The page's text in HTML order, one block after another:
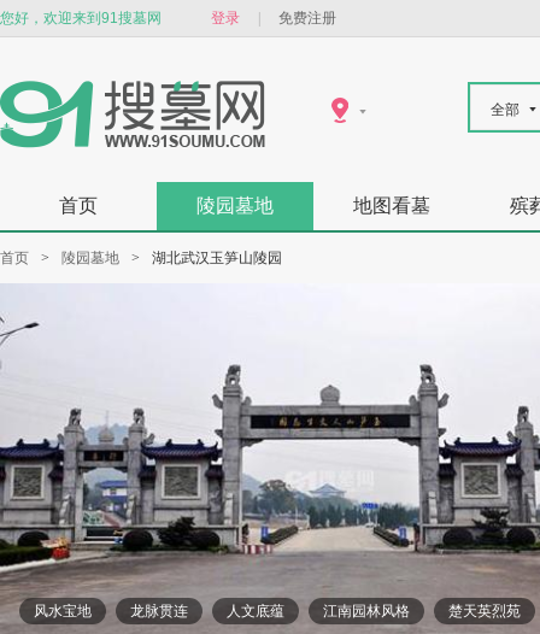
您好，欢迎来到91搜墓网 登录 免费注册
全部
首页 陵园墓地 地图看墓 殡
首页 > 陵园墓地 > 湖北武汉玉笋山陵园
风水宝地 龙脉贯连 人文底蕴 江南园林风格 楚天英烈苑